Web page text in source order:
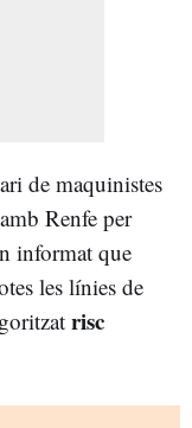
de maquinistes
Renfe per
informat que
les línies de
risc